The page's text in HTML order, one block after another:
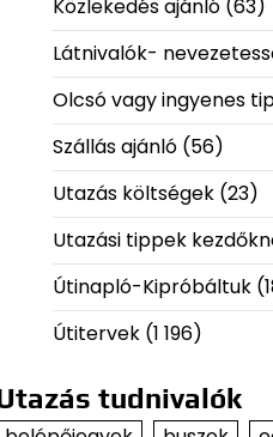
Közlekedés ajánló(63)
Látnivalók-
Olcsó vagy ingyenes
Szállás ajánló(56)
Utazás költségek(23)
Utazási tippek
Útinapló-Kipróbáltuk
Útitervek(1 196)
tudnivalók